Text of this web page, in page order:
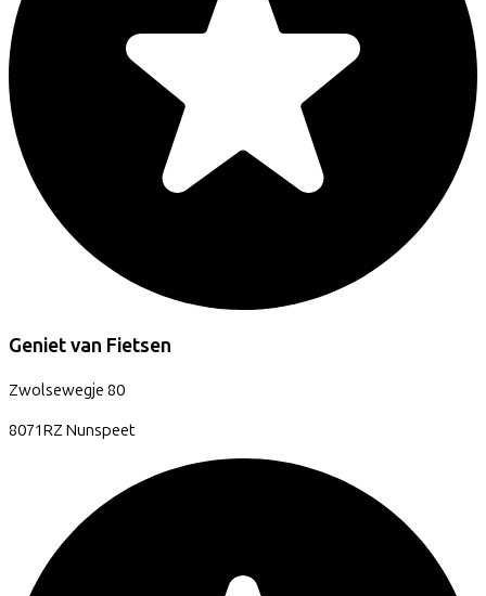
Geniet van Fietsen
Zwolsewegje 80
8071RZ Nunspeet